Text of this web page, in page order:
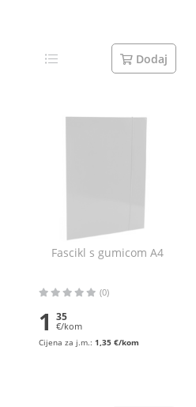
Dodaj
Fascikl s gumicom A4
(0)
1 35
€/kom
Cijena za j.m.: 1,35 €/kom